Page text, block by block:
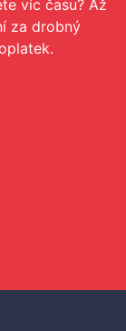
víc času? Až
za drobný